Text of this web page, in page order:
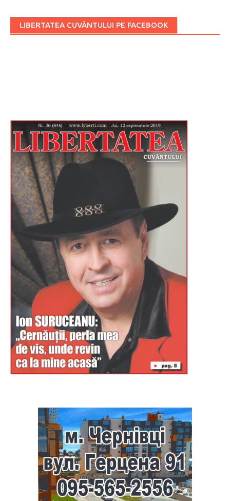
LIBERTATEA CUVÂNTULUI PE FACEBOOK